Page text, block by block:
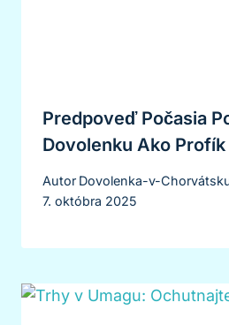
Predpoveď Počasia
Dovolenku Ako Profík
Autor Dovolenka-v-
7. októbra 2025